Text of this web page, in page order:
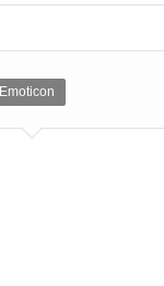
Emoticon